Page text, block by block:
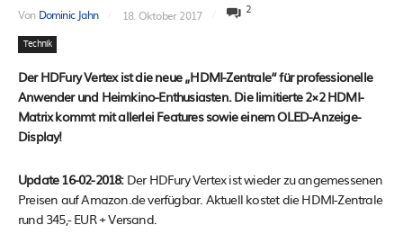
Von Dominic Jahn 18. Oktober 2017 2
Technik
Der HDFury Vertex ist die neue „HDMI-Zentrale“ für professionelle
Anwender und Heimkino-Enthusiasten. Die limitierte 2×2 HDMI-
Matrix kommt mit allerlei Features sowie einem OLED-Anzeige-
Display!
Update 16-02-2018:Der HDFury Vertex ist wieder zu angemessenen
Preisen auf Amazon.de verfügbar. Aktuell kostet die HDMI-Zentrale
rund 345,- EUR + Versand.